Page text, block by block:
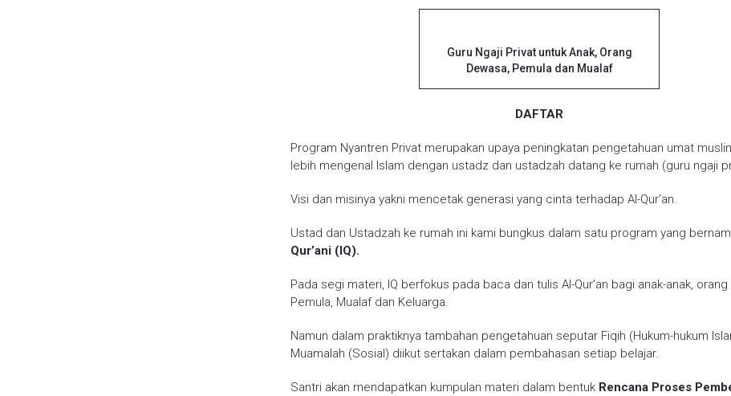
Guru Ngaji Privat untuk Anak, Orang
Dewasa, Pemula dan Mualaf
DAFTAR
Program Nyantren Privat merupakan upaya peningkatan pengetahuan umat
lebih mengenal Islam dengan ustadz dan ustadzah datang ke rumah (guru ngaji
Visi dan misinya yakni mencetak generasi yang cinta terhadap Al-Qur’an.
Ustad dan Ustadzah ke rumah ini kami bungkus dalam satu program yang
Qur’ani (IQ).
Pada segi materi, IQ berfokus pada baca dan tulis Al-Qur’an bagi anak-anak,
Pemula, Mualaf dan Keluarga.
Namun dalam praktiknya tambahan pengetahuan seputar Fiqih (Hukum-hukum
Muamalah (Sosial) diikut sertakan dalam pembahasan setiap belajar.
Santri akan mendapatkan kumpulan materi dalam bentukRencana Proses